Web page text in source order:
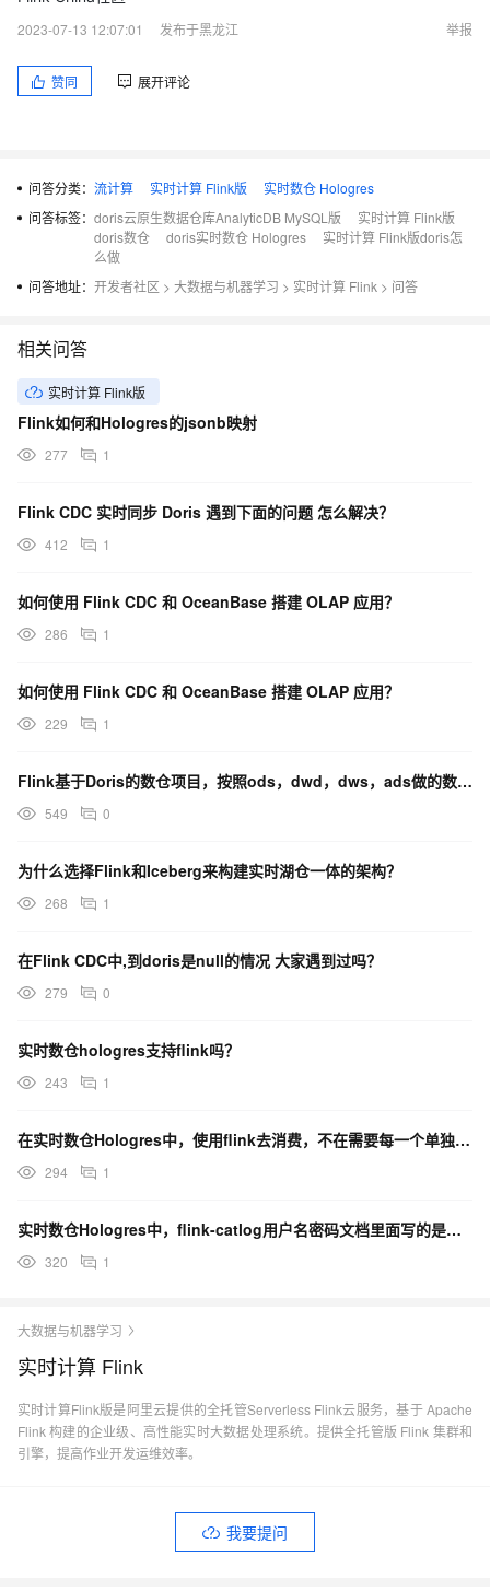
2023-07-13 12:07:01
发布于黑龙江 举报
赞同 展开评论
问答分类： 流计算 实时计算 Flink版
实时数仓 Hologres
问答标签： doris云原生数据仓库AnalyticDB MySQL版
实时计算 Flink版
doris数仓
doris实时数仓 Hologres
实时计算 Flink版doris怎
么做
问答地址： 开发者社区 > 大数据与机器学习 > 实时计算 Flink > 问答
相关问答
实时计算 Flink版
Flink如何和Hologres的jsonb映射
277 1
Flink CDC 实时同步 Doris 遇到下面的问题 怎么解决？
412 1
如何使用 Flink CDC 和 OceanBase 搭建 OLAP 应用？
286 1
如何使用 Flink CDC 和 OceanBase 搭建 OLAP 应用？
229 1
Flink基于Doris的数仓项目，按照ods，dwd，dws，ads做的数据分层，有人去实践过么？
549 0
为什么选择Flink和Iceberg来构建实时湖仓一体的架构？
268 1
在Flink CDC中,到doris是null的情况 大家遇到过吗？
279 0
实时数仓hologres支持flink吗？
243 1
在实时数仓Hologres中，使用flink去消费，不在需要每一个单独打开对应的binlog吧？
294 1
实时数仓Hologres中，flink-catlog用户名密码文档里面写的是阿里云的aksk怎处理？
320 1
大数据与机器学习
实时计算 Flink
实时计算Flink版是阿里云提供的全托管Serverless Flink云服务，基于 Apache
Flink 构建的企业级、高性能实时大数据处理系统。提供全托管版 Flink 集群和
引擎，提高作业开发运维效率。
我要提问